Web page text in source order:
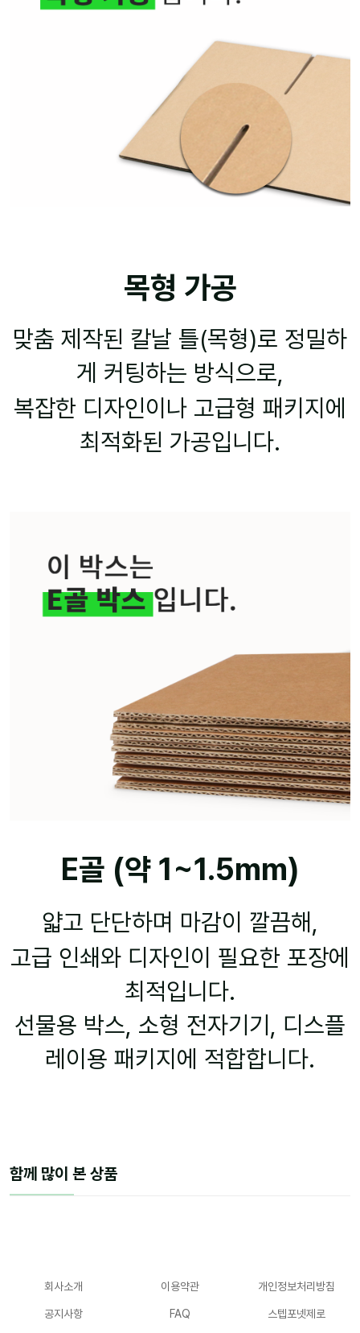
목형 가공
맞춤 제작된 칼날 틀(목형)로 정밀하
게 커팅하는 방식으로,
복잡한 디자인이나 고급형 패키지에
최적화된 가공입니다.
E골 (약 1~1.5mm)
얇고 단단하며 마감이 깔끔해,
고급 인쇄와 디자인이 필요한 포장에
최적입니다.
선물용 박스, 소형 전자기기, 디스플
레이용 패키지에 적합합니다.
함께 많이 본 상품
회사소개 이용약관 개인정보처리방침
공지사항 FAQ 스텝포넷제로